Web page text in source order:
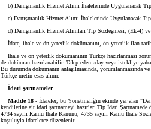
b) Danışmanlık Hizmet Alımı İhalelerinde Uygulanacak
c) Danışmanlık Hizmet Alımı İhalelerinde Uygulanacak
d) Danışmanlık Hizmet Alımları Tip Sözleşmesi, (Ek-4) ve
İdare, ihale ve ön yeterlik dokümanını, ön yeterlik ilan
İhale ve ön yeterlik dokümanının Türkçe hazırlanması
de doküman hazırlanabilir. Talep eden aday veya istekliye
Bu durumda dokümanın anlaşılmasında, yorumlanmasında
Türkçe metin esas alınır.
İdari şartnameler
Madde 18 - İdareler, bu Yönetmeliğin ekinde yer alan
kendilerine ait idari şartnameyi hazırlar. Tip İdari
4734 sayılı Kamu İhale Kanunu, 4735 sayılı Kamu İhale
koşuluyla idarelerce düzenlenir.